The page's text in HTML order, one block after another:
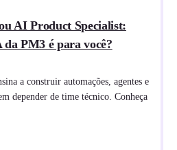
AI Product Specialist:
PM3 é para você?
a construir automações, agentes e
depender de time técnico. Conheça